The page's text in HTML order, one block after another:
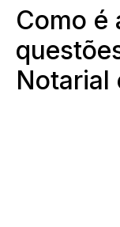
Como é
Notarial